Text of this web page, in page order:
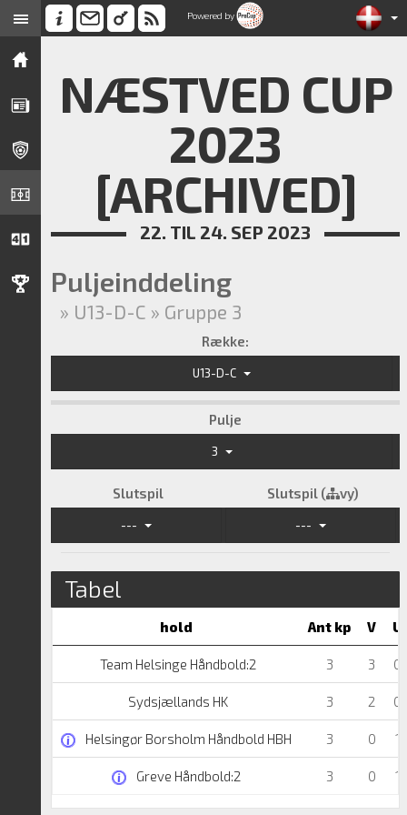
Powered by
NÆSTVED CUP
2023
[ARCHIVED]
22. TIL 24. SEP 2023
Puljeinddeling
» U13-D-C » Gruppe 3
Række:
U13-D-C
Pulje
3
Slutspil Slutspil ( vy)
--- ---
Tabel
hold Ant kp V U
Team Helsinge Håndbold:2 3 3 0
Sydsjællands HK 3 2 0
Helsingør Borsholm Håndbold HBH 3 0 1
Greve Håndbold:2 3 0 1